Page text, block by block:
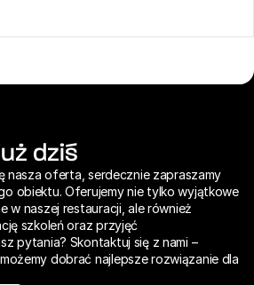
dziś
nasza oferta, serdecznie zapraszamy
obiektu. Oferujemy nie tylko wyjątkowe
w naszej restauracji, ale również
szkoleń oraz przyjęć
pytania? Skontaktuj się z nami –
dobrać najlepsze rozwiązanie dla